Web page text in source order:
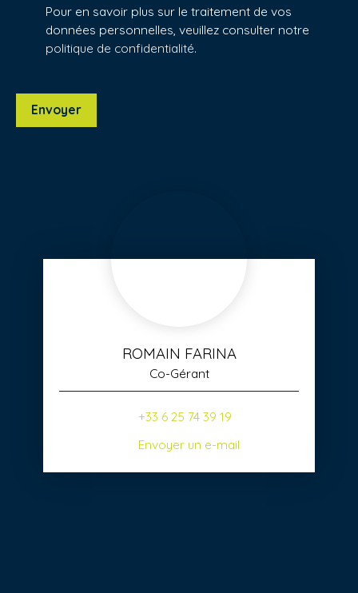
Pour en savoir plus sur le traitement de vos
données personnelles, veuillez consulter notre
politique de confidentialité.
Envoyer
ROMAIN FARINA
Co-Gérant
+33 6 25 74 39 19
Envoyer un e-mail